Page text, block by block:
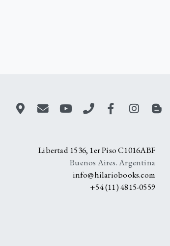
Libertad 1536, 1er Piso C1016ABF
Buenos Aires. Argentina
info@hilariobooks.com
+54 (11) 4815-0559